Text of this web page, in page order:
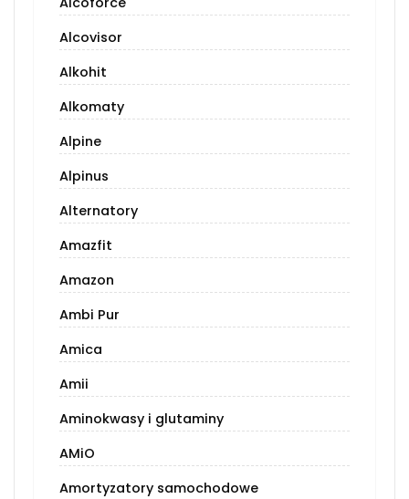
Alcovisor
Alkohit
Alkomaty
Alpine
Alpinus
Alternatory
Amazfit
Amazon
Ambi Pur
Amica
Amii
Aminokwasy i glutaminy
AMiO
Amortyzatory samochodowe